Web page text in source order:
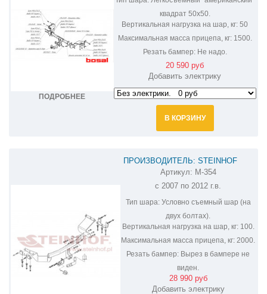
ПОДРОБНЕЕ
квадрат 50х50.
Вертикальная нагрузка на шар, кг: 50
Максимальная масса прицепа, кг:1500.
Резать бампер:Не надо.
20 590 руб
Добавить электрику
В КОРЗИНУ
ПРОИЗВОДИТЕЛЬ: STEINHOF
ФАРКОП НА MITSUBISHI OUTLANDER
XL M-354
Артикул: M-354
с 2007 по 2012 г.в.
Тип шара:Условно съемный шар (на
двух болтах).
Вертикальная нагрузка на шар, кг:100.
Максимальная масса прицепа, кг: 2000.
Резать бампер: Вырез в бампере не
виден.
28 990 руб
Добавить электрику